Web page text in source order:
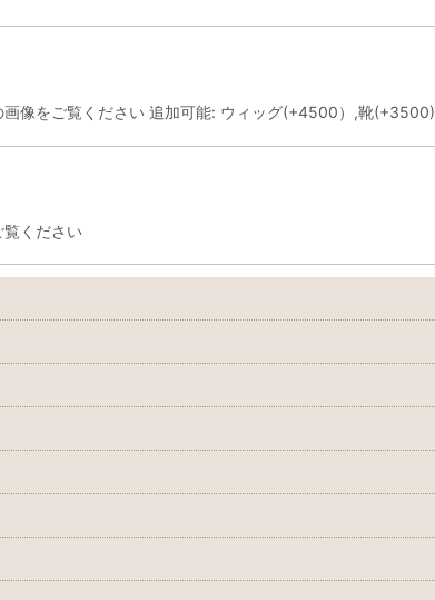
をご覧ください 追加可能: ウィッグ(+4500）,靴(+3500)
ください